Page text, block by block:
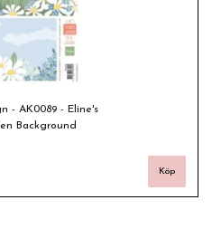
- AK0089 - Eline's
Background